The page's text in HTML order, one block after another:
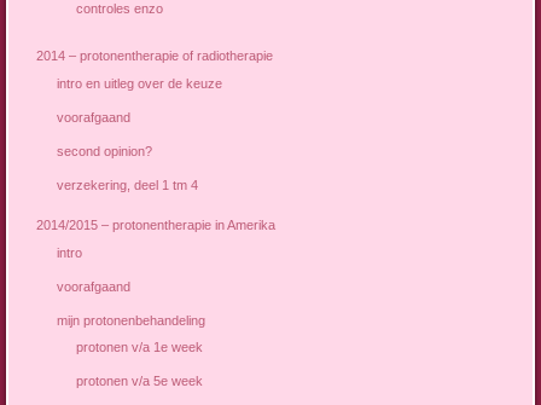
controles enzo
2014 – protonentherapie of radiotherapie
intro en uitleg over de keuze
voorafgaand
second opinion?
verzekering, deel 1 tm 4
2014/2015 – protonentherapie in Amerika
intro
voorafgaand
mijn protonenbehandeling
protonen v/a 1e week
protonen v/a 5e week